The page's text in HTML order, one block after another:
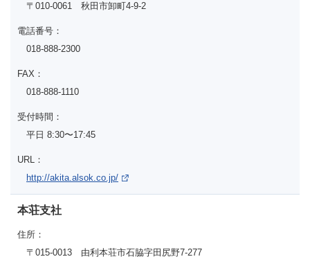
〒010-0061 秋田市卸町4-9-2
電話番号：
018-888-2300
FAX：
018-888-1110
受付時間：
平日 8:30〜17:45
URL：
http://akita.alsok.co.jp/
本荘支社
住所：
〒015-0013 由利本荘市石脇字田尻野7-277